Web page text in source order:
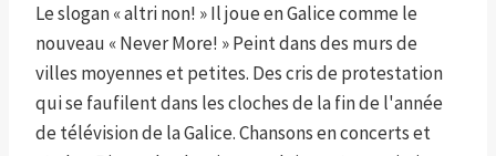
Le slogan « altri non! » Il joue en Galice comme le
nouveau « Never More! » Peint dans des murs de
villes moyennes et petites. Des cris de protestation
qui se faufilent dans les cloches de la fin de l'année
de télévision de la Galice. Chansons en concerts et